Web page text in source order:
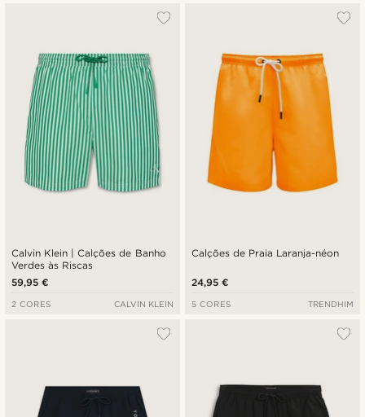
Calvin Klein | Calções de Banho
Verdes às Riscas
59,95 €
2 CORES CALVIN KLEIN
Calções de Praia Laranja-néon
24,95 €
5 CORES TRENDHIM